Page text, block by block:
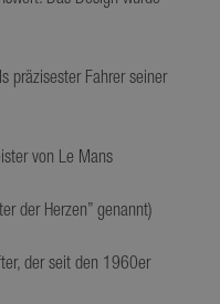
präzisester Fahrer seiner
von Le Mans
der Herzen” genannt)
der seit den 1960er